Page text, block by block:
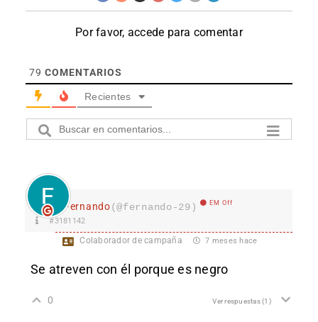
Por favor, accede para comentar
79 COMENTARIOS
Recientes
Fernando(@fernando-29) EM Off
#3181142
Colaborador de campaña 7 meses hace
Se atreven con él porque es negro
0 Ver respuestas(1)